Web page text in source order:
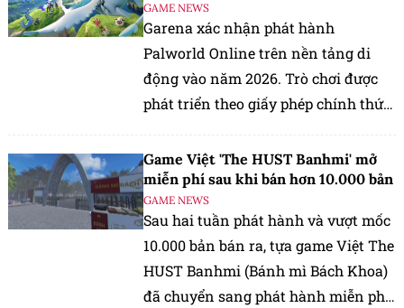
GAME NEWS
Garena xác nhận phát hành
Palworld Online trên nền tảng di
động vào năm 2026. Trò chơi được
phát triển theo giấy phép chính thức
sinh tồn thế giới mở và lối chơi MMO
đến người dùng iOS, Android.
Game Việt 'The HUST Banhmi' mở
miễn phí sau khi bán hơn 10.000 bản
GAME NEWS
Sau hai tuần phát hành và vượt mốc
10.000 bản bán ra, tựa game Việt The
HUST Banhmi (Bánh mì Bách Khoa)
đã chuyển sang phát hành miễn phí